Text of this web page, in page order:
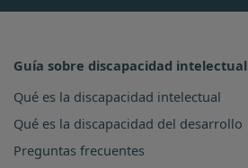
Guía sobre discapacidad intelectual
Qué es la discapacidad intelectual
Qué es la discapacidad del desarrollo
Preguntas frecuentes